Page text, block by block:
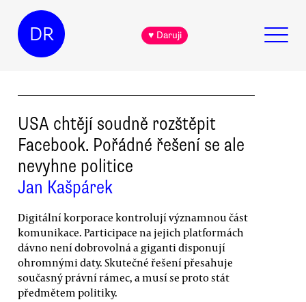
DR ♥ Daruji
USA chtějí soudně rozštěpit
Facebook. Pořádné řešení se ale
nevyhne politice
Jan Kašpárek
Digitální korporace kontrolují významnou část
komunikace. Participace na jejich platformách
dávno není dobrovolná a giganti disponují
ohromnými daty. Skutečné řešení přesahuje
současný právní rámec, a musí se proto stát
předmětem politiky.